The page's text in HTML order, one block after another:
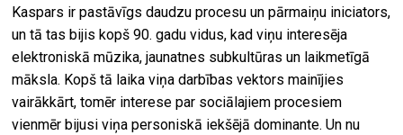
Kaspars ir pastāvīgs daudzu procesu un pārmaiņu iniciators,
un tā tas bijis kopš 90. gadu vidus, kad viņu interesēja
elektroniskā mūzika, jaunatnes subkultūras un laikmetīgā
māksla. Kopš tā laika viņa darbības vektors mainījies
vairākkārt, tomēr interese par sociālajiem procesiem
vienmēr bijusi viņa personiskā iekšējā dominante. Un nu